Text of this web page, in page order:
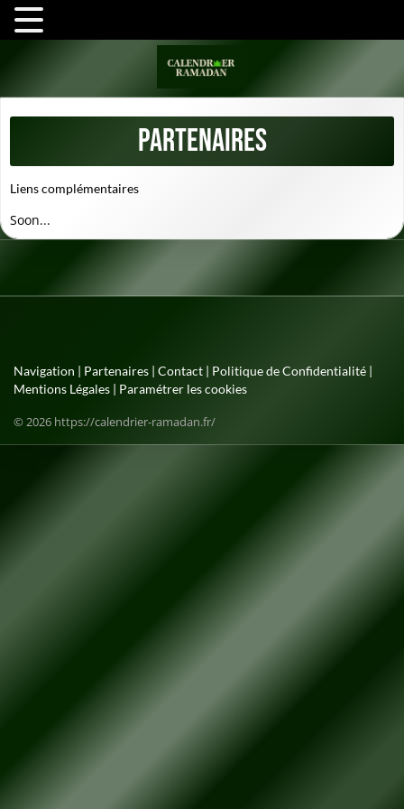
Partenaires
Liens complémentaires
Soon...
Navigation | Partenaires | Contact | Politique de Confidentialité |
Mentions Légales | Paramétrer les cookies
© 2026 https://calendrier-ramadan.fr/